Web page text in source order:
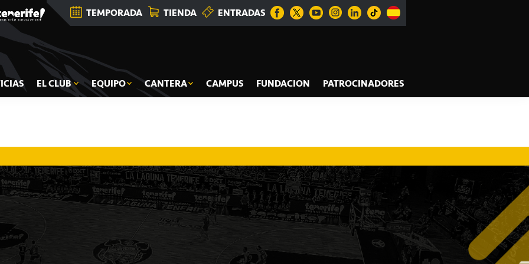
TEMPORADA TIENDA ENTRADAS
EL CLUB EQUIPO CANTERA CAMPUS FUNDACION
PATROCINADORES